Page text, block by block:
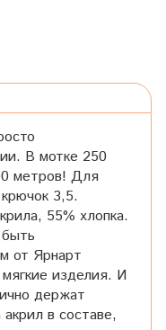
В мотке 250
метров! Для
3,5.
55% хлопка.
от Ярнарт
изделия. И
держат
в составе,